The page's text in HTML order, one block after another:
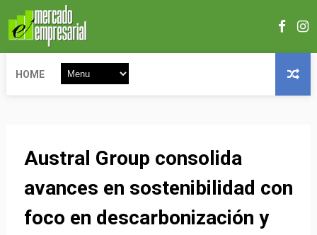
HOME
Austral Group consolida
avances en sostenibilidad con
foco en descarbonización y